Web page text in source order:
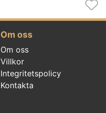
Om oss
Om oss
Villkor
Integritetspolicy
Kontakta